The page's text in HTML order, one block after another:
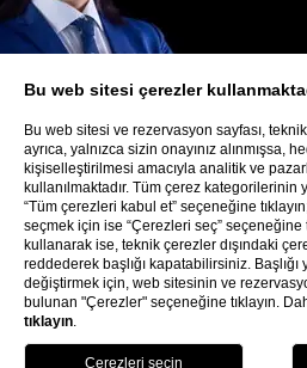
Bu web sitesi çerezler
Bu web sitesi ve rezervasyon sayfası,
ayrıca, yalnızca sizin onayınız alınmışsa,
kişiselleştirilmesi amacıyla analitik ve
kullanılmaktadır. Tüm çerez
“Tüm çerezleri kabul et” seçeneğine
seçmek için ise “Çerezleri seç” seçeneğine
kullanarak ise, teknik çerezler dışındaki
reddederek başlığı kapatabilirsiniz.
değiştirmek için, web sitesinin ve
bulunan "Çerezler" seçeneğine tıklayın.
tıklayın.